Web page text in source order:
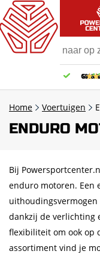
10%
Home Voertuigen
ENDURO
Bij
enduro motoren. Een
dankzij de verlichting
flexibiliteit om ook op
assortiment vind je